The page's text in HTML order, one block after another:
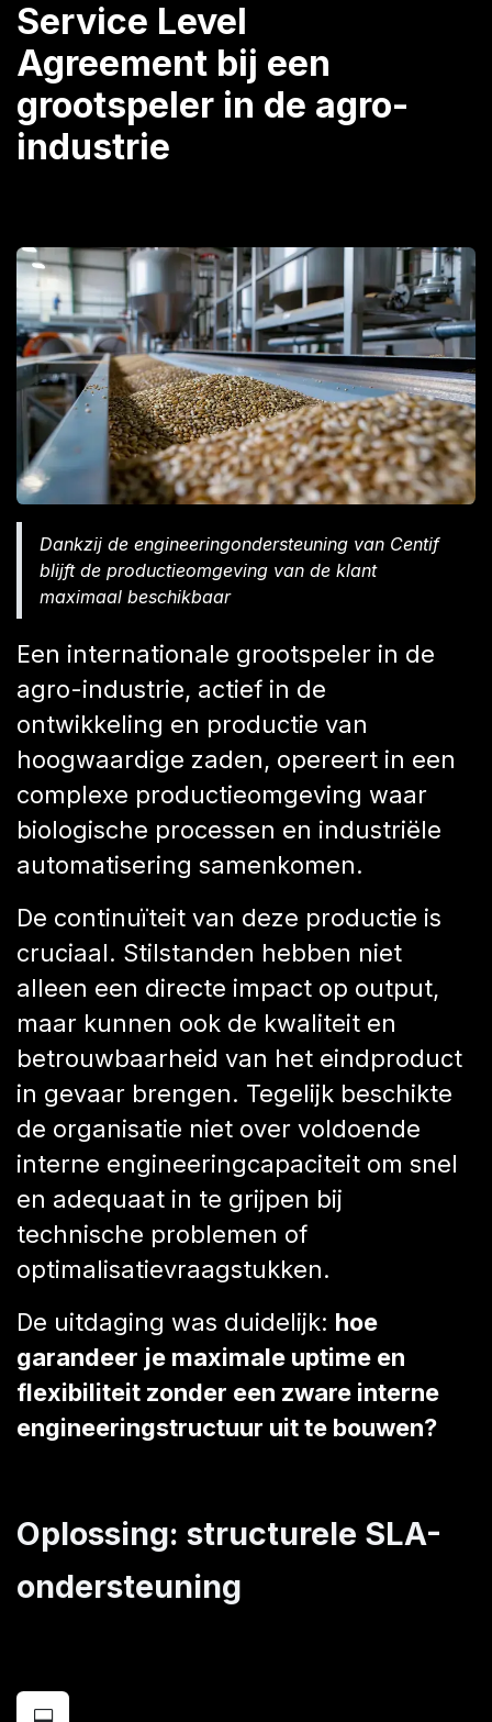
Service Level
Agreement bij een
grootspeler in de agro-
industrie
Dankzij de engineeringondersteuning van Centif
blijft de productieomgeving van de klant
maximaal beschikbaar
Een internationale grootspeler in de
agro-industrie, actief in de
ontwikkeling en productie van
hoogwaardige zaden, opereert in een
complexe productieomgeving waar
biologische processen en industriële
automatisering samenkomen.
De continuïteit van deze productie is
cruciaal. Stilstanden hebben niet
alleen een directe impact op output,
maar kunnen ook de kwaliteit en
betrouwbaarheid van het eindproduct
in gevaar brengen. Tegelijk beschikte
de organisatie niet over voldoende
interne engineeringcapaciteit om snel
en adequaat in te grijpen bij
technische problemen of
optimalisatievraagstukken.
De uitdaging was duidelijk: hoe
garandeer je maximale uptime en
flexibiliteit zonder een zware interne
engineeringstructuur uit te bouwen?
Oplossing: structurele SLA-
ondersteuning